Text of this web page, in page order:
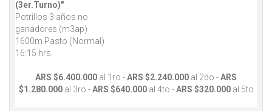
(3er.Turno)"
Potrillos 3 años no
ganadores (m3ap)
1600m Pasto (Normal)
16:15 hrs.
ARS $6.400.000 al 1ro -ARS $2.240.000 al 2do -ARS
$1.280.000al 3ro -ARS $640.000al 4to -ARS $320.000al 5to